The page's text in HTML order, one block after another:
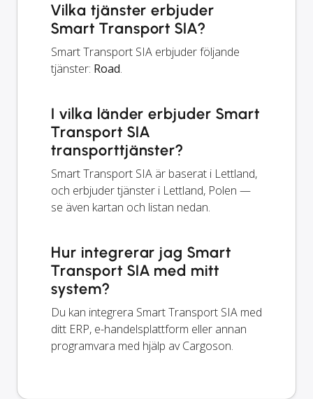
Vilka tjänster erbjuder
Smart Transport SIA?
Smart Transport SIA erbjuder följande
tjänster: Road.
I vilka länder erbjuder Smart
Transport SIA
transporttjänster?
Smart Transport SIA är baserat i Lettland,
och erbjuder tjänster i Lettland, Polen —
se även kartan och listan nedan.
Hur integrerar jag Smart
Transport SIA med mitt
system?
Du kan integrera Smart Transport SIA med
ditt ERP, e-handelsplattform eller annan
programvara med hjälp av Cargoson.